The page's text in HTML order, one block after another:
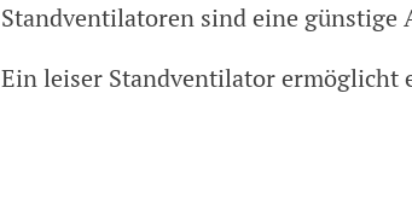
Standventilatoren sind eine günstige
Ein leiser Standventilator ermöglicht